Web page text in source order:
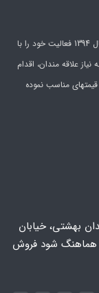
تیم هنری کلک عشق با هدف اعتلای هنر این مرز و بوم از سال 1394 فعالیت خود را با
علاقه مندان، اقدام
مناسب نموده
بهشتی، خیابان
هماهنگ شود فروش